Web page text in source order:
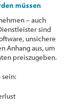
müssen
– auch
sind
unsichere
Anhang aus, um
preiszugeben.
sein: